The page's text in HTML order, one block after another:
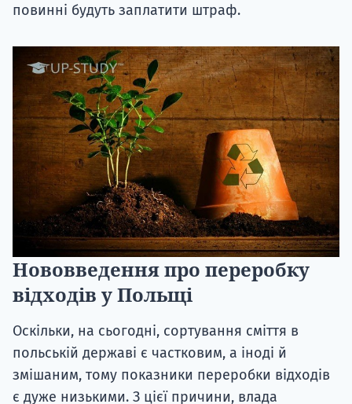
повинні будуть заплатити штраф.
Нововведення про переробку
відходів у Польщі
Оскільки, на сьогодні, сортування сміття в
польській державі є частковим, а іноді й
змішаним, тому показники переробки відходів
є дуже низькими. З цієї причини, влада